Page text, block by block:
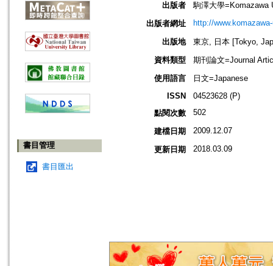
書目管理
書目匯出
出版者
駒澤大學=Komazawa
出版者網址
http://
出版地
東京, 日本 [Tokyo,
資料類型
期刊論文=Journal
使用語言
日文=Japanese
ISSN
04523628 (P)
點閱次數
502
建檔日期 2009.12.07
更新日期 2018.03.09